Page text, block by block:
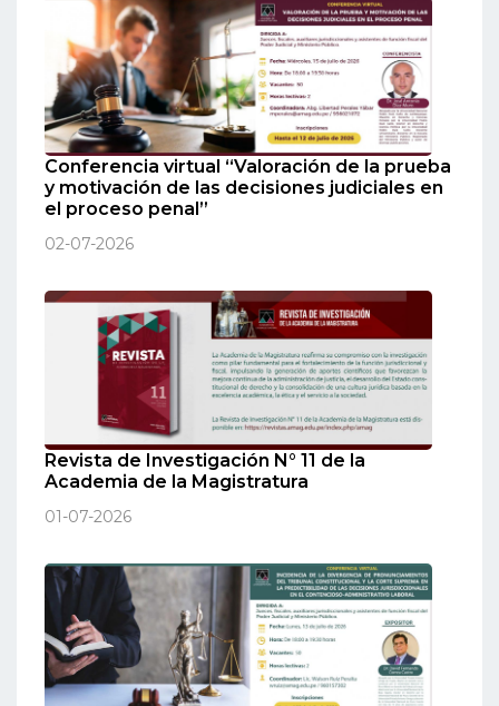
Conferencia virtual “Valoración de la prueba
y motivación de las decisiones judiciales en
el proceso penal”
02-07-2026
Revista de Investigación N° 11 de la
Academia de la Magistratura
01-07-2026